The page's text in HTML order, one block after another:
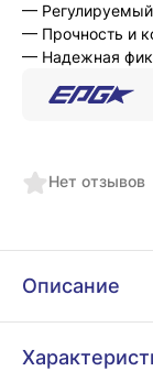
Нет отзывов
— Регулируемый
— Прочность и
— Надежная
Описание